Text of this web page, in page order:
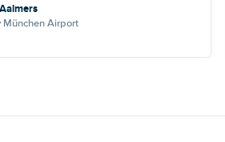
München Airport